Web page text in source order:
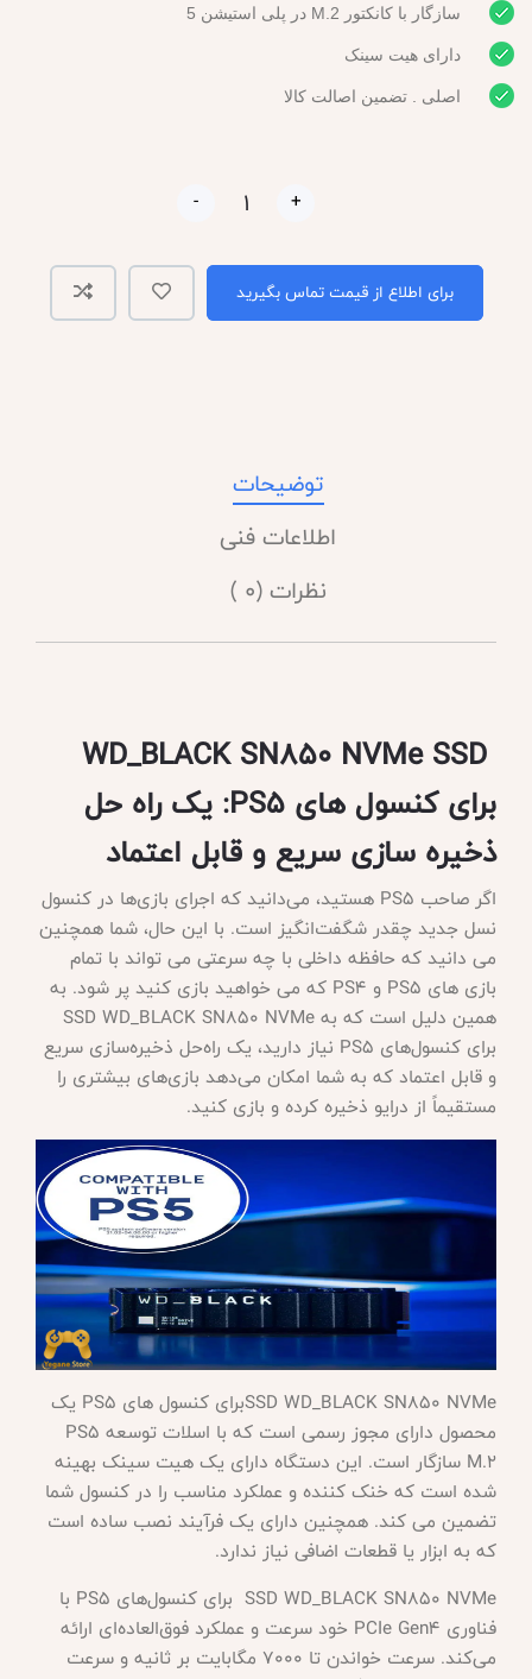
سازگار با کانکتور M.2 در پلی استیشن 5
دارای هیت سینک
اصلی . تضمین اصالت کالا
- +
برای اطلاع از قیمت تماس بگیرید
توضیحات
اطلاعات فنی
نظرات (0 )
WD_BLACK SN850 NVMe SSD
برای کنسول های PS5: یک راه حل
ذخیره سازی سریع و قابل اعتماد
اگر صاحب
PS5 هستید، می‌دانید که اجرای بازی‌ها در کنسول
نسل جدید چقدر شگفت‌انگیز است. با این حال، شما همچنین
می دانید که حافظه داخلی با چه سرعتی می تواند با تمام
بازی های PS5 و PS4 که می خواهید بازی کنید پر شود. به
همین دلیل است که به SSD WD_BLACK SN850 NVMe
برای کنسول‌های PS5 نیاز دارید، یک راه‌حل ذخیره‌سازی سریع
و قابل اعتماد که به شما امکان می‌دهد بازی‌های بیشتری را
مستقیماً از درایو ذخیره کرده و بازی کنید.
SSD WD_BLACK SN850 NVMeبرای کنسول های PS5 یک
محصول دارای مجوز رسمی است که با اسلات توسعه PS5
M.2 سازگار است. این دستگاه دارای یک هیت سینک بهینه
شده است که خنک کننده و عملکرد مناسب را در کنسول شما
تضمین می کند. همچنین دارای یک فرآیند نصب ساده است
که به ابزار یا قطعات اضافی نیاز ندارد.
SSD WD_BLACK SN850 NVMe برای کنسول‌های PS5 با
فناوری PCIe Gen4 خود سرعت و عملکرد فوق‌العاده‌ای ارائه
می‌کند. سرعت خواندن تا 7000 مگابایت بر ثانیه و سرعت